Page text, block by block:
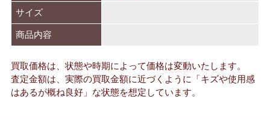
サイズ
商品内容
買取価格は、状態や時期によって価格は変動いたします。
査定金額は、実際の買取金額に近づくように「キズや使用感
はあるが概ね良好」な状態を想定しています。